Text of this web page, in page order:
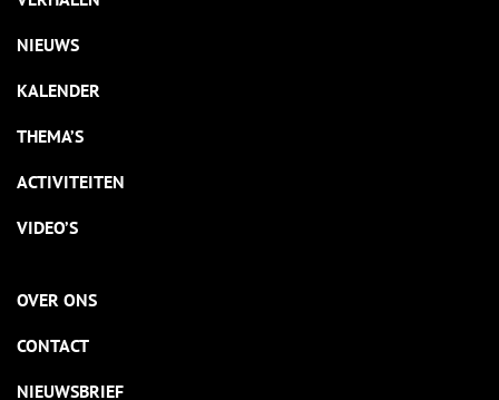
NIEUWS
KALENDER
THEMA’S
ACTIVITEITEN
VIDEO’S
OVER ONS
CONTACT
NIEUWSBRIEF